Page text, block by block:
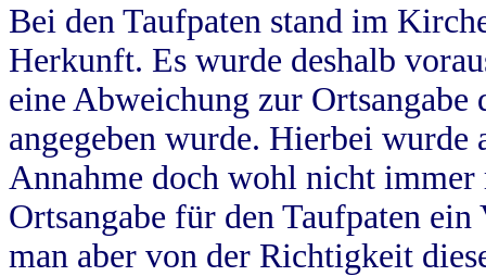
Bei den Taufpaten stand im
Herkunft. Es wurde deshalb
eine Abweichung zur
angegeben wurde. Hierbei wurde
Annahme doch wohl nicht
Ortsangabe für den Taufpaten
man aber von der Richtigkeit